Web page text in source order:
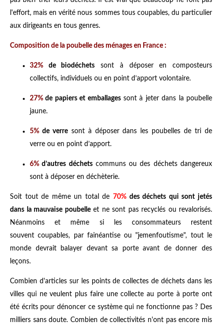
l'effort, mais en vérité nous sommes tous coupables, du particulier
aux dirigeants en tous genres.
Composition de la poubelle des ménages en France :
32% de biodéchets sont à déposer en composteurs
collectifs, individuels ou en point d’apport volontaire.
27% de papiers et emballagessont à jeter dans la poubelle
jaune.
5% de verresont à déposer dans les poubelles de tri de
verre ou en point d’apport.
6% d’autres déchetscommuns ou des déchets dangereux
sont à déposer en déchèterie.
Soit tout de même un total de 70% des déchets qui sont jetés
dans la mauvaise poubelleet ne sont pas recyclés ou revalorisés.
Néanmoins et même si les consommateurs restent
souvent coupables, par fainéantise ou "jemenfoutisme", tout le
monde devrait balayer devant sa porte avant de donner des
leçons.
Combien d'articles sur les points de collectes de déchets dans les
villes qui ne veulent plus faire une collecte au porte à porte ont
été écrits pour dénoncer ce système qui ne fonctionne pas ? Des
milliers sans doute. Combien de collectivités n'ont pas encore mis